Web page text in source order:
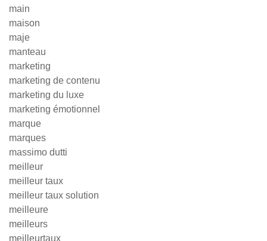
main
maison
maje
manteau
marketing
marketing de contenu
marketing du luxe
marketing émotionnel
marque
marques
massimo dutti
meilleur
meilleur taux
meilleur taux solution
meilleure
meilleurs
meilleurtaux